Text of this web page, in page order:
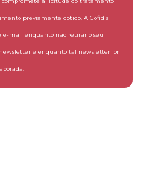
previamente obtido. A Cofidis
e-mail enquanto não retirar o seu
e enquanto tal newsletter for